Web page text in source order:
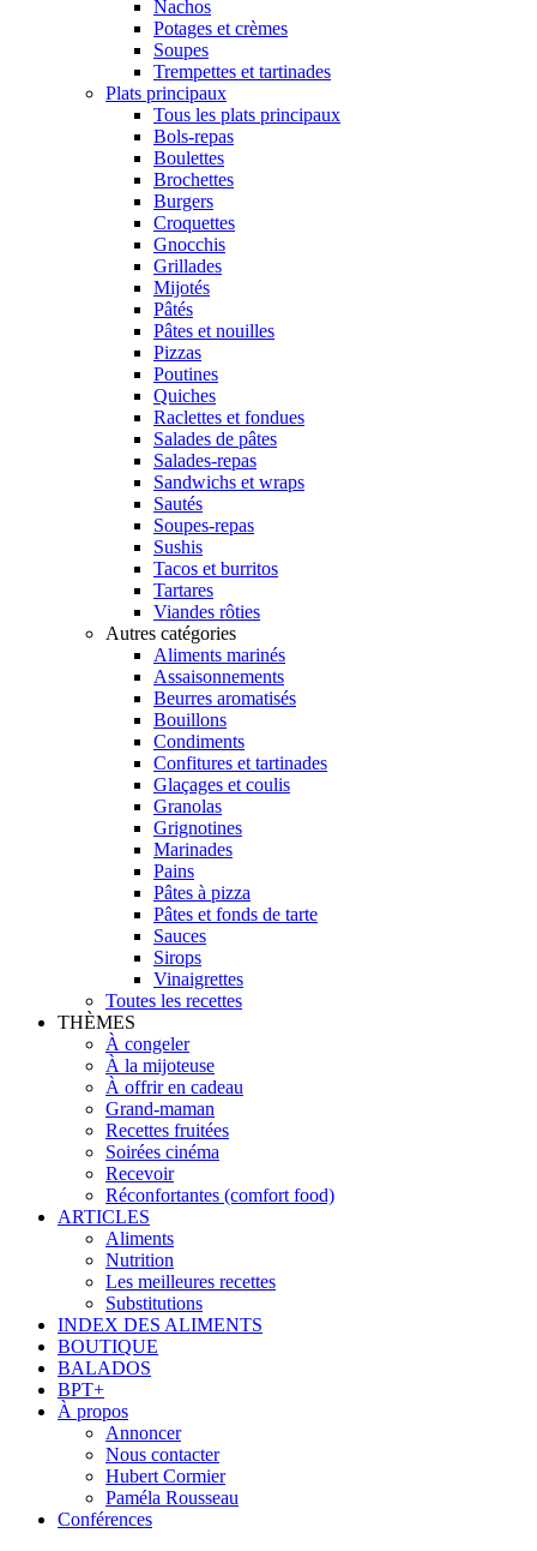
Nachos
Potages et crèmes
Soupes
Trempettes et tartinades
Plats principaux
Tous les plats principaux
Bols-repas
Boulettes
Brochettes
Burgers
Croquettes
Gnocchis
Grillades
Mijotés
Pâtés
Pâtes et nouilles
Pizzas
Poutines
Quiches
Raclettes et fondues
Salades de pâtes
Salades-repas
Sandwichs et wraps
Sautés
Soupes-repas
Sushis
Tacos et burritos
Tartares
Viandes rôties
Autres catégories
Aliments marinés
Assaisonnements
Beurres aromatisés
Bouillons
Condiments
Confitures et tartinades
Glaçages et coulis
Granolas
Grignotines
Marinades
Pains
Pâtes à pizza
Pâtes et fonds de tarte
Sauces
Sirops
Vinaigrettes
Toutes les recettes
THÈMES
À congeler
À la mijoteuse
À offrir en cadeau
Grand-maman
Recettes fruitées
Soirées cinéma
Recevoir
Réconfortantes (comfort food)
ARTICLES
Aliments
Nutrition
Les meilleures recettes
Substitutions
INDEX DES ALIMENTS
BOUTIQUE
BALADOS
BPT+
À propos
Annoncer
Nous contacter
Hubert Cormier
Paméla Rousseau
Conférences